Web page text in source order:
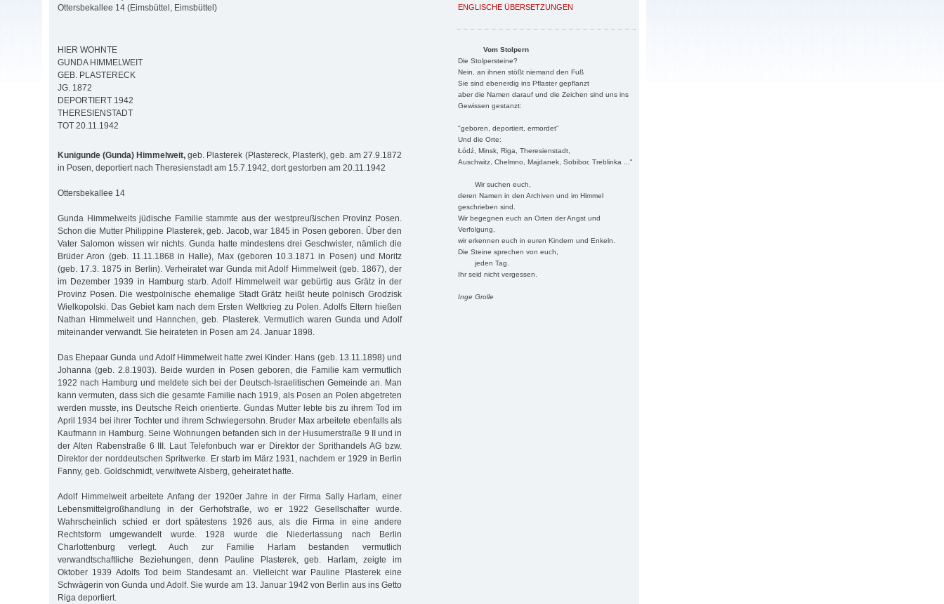
ENGLISCHE ÜBERSETZUNGEN
Vom Stolpern
Die Stolpersteine?
Nein, an ihnen stößt niemand den Fuß
Sie sind ebenerdig ins Pflaster gepflanzt
aber die Namen darauf und die Zeichen sind uns ins
Gewissen gestanzt:
"geboren, deportiert, ermordet"
Und die Orte:
Łódź, Minsk, Riga, Theresienstadt,
Auschwitz, Chelmno, Majdanek, Sobibor, Treblinka ..."
Wir suchen euch,
deren Namen in den Archiven und im Himmel
geschrieben sind.
Wir begegnen euch an Orten der Angst und
Verfolgung,
wir erkennen euch in euren Kindern und Enkeln.
Die Steine sprechen von euch,
jeden Tag.
Ihr seid nicht vergessen.
Inge Grolle
Ottersbekallee 14 (Eimsbüttel, Eimsbüttel)
HIER WOHNTE
GUNDA HIMMELWEIT
GEB. PLASTERECK
JG. 1872
DEPORTIERT 1942
THERESIENSTADT
TOT 20.11.1942
Kunigunde (Gunda) Himmelweit, geb. Plasterek (Plastereck, Plasterk), geb. am 27.9.1872
in Posen, deportiert nach Theresienstadt am 15.7.1942, dort gestorben am 20.11.1942
Ottersbekallee 14
Gunda Himmelweits jüdische Familie stammte aus der westpreußischen Provinz Posen.
Schon die Mutter Philippine Plasterek, geb. Jacob, war 1845 in Posen geboren. Über den
Vater Salomon wissen wir nichts. Gunda hatte mindestens drei Geschwister, nämlich die
Brüder Aron (geb. 11.11.1868 in Halle), Max (geboren 10.3.1871 in Posen) und Moritz
(geb. 17.3. 1875 in Berlin). Verheiratet war Gunda mit Adolf Himmelweit (geb. 1867), der
im Dezember 1939 in Hamburg starb. Adolf Himmelweit war gebürtig aus Grätz in der
Provinz Posen. Die westpolnische ehemalige Stadt Grätz heißt heute polnisch Grodzisk
Wielkopolski. Das Gebiet kam nach dem Ersten Weltkrieg zu Polen. Adolfs Eltern hießen
Nathan Himmelweit und Hannchen, geb. Plasterek. Vermutlich waren Gunda und Adolf
miteinander verwandt. Sie heirateten in Posen am 24. Januar 1898.
Das Ehepaar Gunda und Adolf Himmelweit hatte zwei Kinder: Hans (geb. 13.11.1898) und
Johanna (geb. 2.8.1903). Beide wurden in Posen geboren, die Familie kam vermutlich
1922 nach Hamburg und meldete sich bei der Deutsch-Israelitischen Gemeinde an. Man
kann vermuten, dass sich die gesamte Familie nach 1919, als Posen an Polen abgetreten
werden musste, ins Deutsche Reich orientierte. Gundas Mutter lebte bis zu ihrem Tod im
April 1934 bei ihrer Tochter und ihrem Schwiegersohn. Bruder Max arbeitete ebenfalls als
Kaufmann in Hamburg. Seine Wohnungen befanden sich in der Husumerstraße 9 II und in
der Alten Rabenstraße 6 III. Laut Telefonbuch war er Direktor der Sprithandels AG bzw.
Direktor der norddeutschen Spritwerke. Er starb im März 1931, nachdem er 1929 in Berlin
Fanny, geb. Goldschmidt, verwitwete Alsberg, geheiratet hatte.
Adolf Himmelweit arbeitete Anfang der 1920er Jahre in der Firma Sally Harlam, einer
Lebensmittelgroßhandlung in der Gerhofstraße, wo er 1922 Gesellschafter wurde.
Wahrscheinlich schied er dort spätestens 1926 aus, als die Firma in eine andere
Rechtsform umgewandelt wurde. 1928 wurde die Niederlassung nach Berlin
Charlottenburg verlegt. Auch zur Familie Harlam bestanden vermutlich
verwandtschaftliche Beziehungen, denn Pauline Plasterek, geb. Harlam, zeigte im
Oktober 1939 Adolfs Tod beim Standesamt an. Vielleicht war Pauline Plasterek eine
Schwägerin von Gunda und Adolf. Sie wurde am 13. Januar 1942 von Berlin aus ins Getto
Riga deportiert.